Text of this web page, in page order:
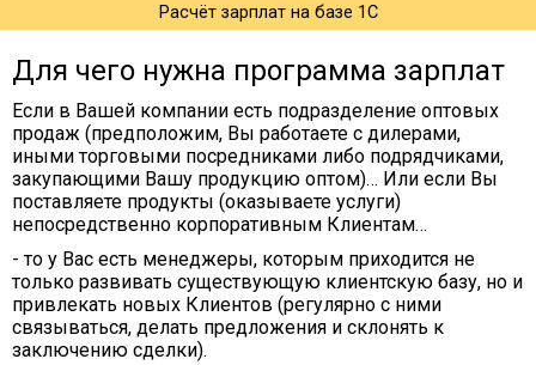
Расчёт зарплат на базе 1С
Для чего нужна программа зарплат
Если в Вашей компании есть подразделение оптовых
продаж (предположим, Вы работаете с дилерами,
иными торговыми посредниками либо подрядчиками,
закупающими Вашу продукцию оптом)… Или если Вы
поставляете продукты (оказываете услуги)
непосредственно корпоративным Клиентам…
- то у Вас есть менеджеры, которым приходится не
только развивать существующую клиентскую базу, но и
привлекать новых Клиентов (регулярно с ними
связываться, делать предложения и склонять к
заключению сделки).